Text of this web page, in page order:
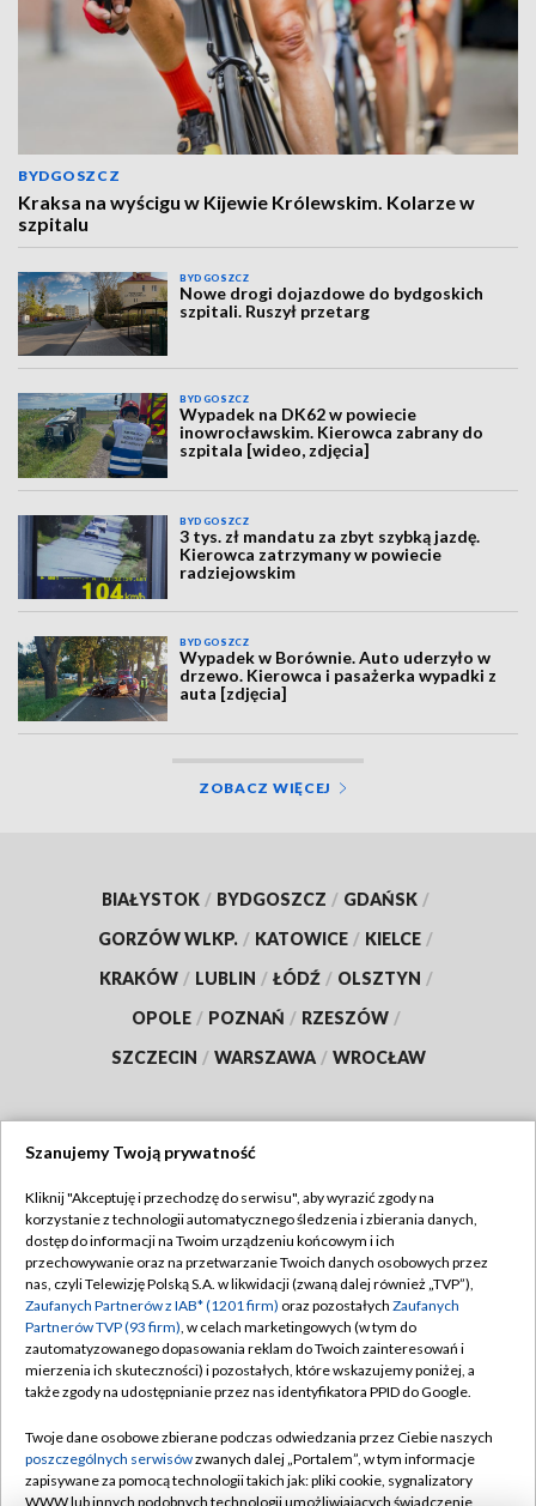
BYDGOSZCZ
Kraksa na wyścigu w Kijewie Królewskim. Kolarze w
szpitalu
BYDGOSZCZ
Nowe drogi dojazdowe do bydgoskich
szpitali. Ruszył przetarg
BYDGOSZCZ
Wypadek na DK62 w powiecie
inowrocławskim. Kierowca zabrany do
szpitala [wideo, zdjęcia]
BYDGOSZCZ
3 tys. zł mandatu za zbyt szybką jazdę.
Kierowca zatrzymany w powiecie
radziejowskim
BYDGOSZCZ
Wypadek w Borównie. Auto uderzyło w
drzewo. Kierowca i pasażerka wypadki z
auta [zdjęcia]
ZOBACZ WIĘCEJ
BIAŁYSTOK / BYDGOSZCZ / GDAŃSK /
GORZÓW WLKP. / KATOWICE / KIELCE /
KRAKÓW / LUBLIN / ŁÓDŹ / OLSZTYN /
OPOLE / POZNAŃ / RZESZÓW /
SZCZECIN / WARSZAWA / WROCŁAW
TVP
Abonament TVP
Emisja w TVP
Centrum informacji TVP
Naziemna Telewizja Cyfrowa
Rada Programowa
System NOS
Regulamin TVP
Polityka prywatności
Moje zgody
Pomoc
Kontakt
Szanujemy Twoją prywatność
Kliknij "Akceptuję i przechodzę do serwisu", aby wyrazić zgody na
korzystanie z technologii automatycznego śledzenia i zbierania danych,
dostęp do informacji na Twoim urządzeniu końcowym i ich
przechowywanie oraz na przetwarzanie Twoich danych osobowych przez
nas, czyli Telewizję Polską S.A. w likwidacji (zwaną dalej również „TVP”),
Zaufanych Partnerów z IAB* (1201 firm) oraz pozostałych Zaufanych
Partnerów TVP (93 firm), w celach marketingowych (w tym do
zautomatyzowanego dopasowania reklam do Twoich zainteresowań i
mierzenia ich skuteczności) i pozostałych, które wskazujemy poniżej, a
także zgody na udostępnianie przez nas identyfikatora PPID do Google.
Twoje dane osobowe zbierane podczas odwiedzania przez Ciebie naszych
poszczególnych serwisówzwanych dalej „Portalem”, w tym informacje
zapisywane za pomocą technologii takich jak: pliki cookie, sygnalizatory
WWW lub innych podobnych technologii umożliwiających świadczenie